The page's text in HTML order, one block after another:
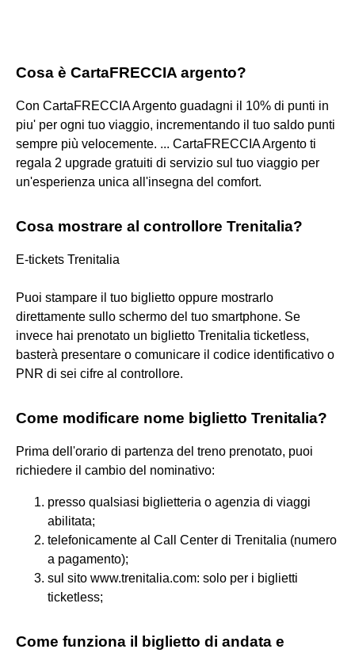
Cosa è CartaFRECCIA argento?
Con CartaFRECCIA Argento guadagni il 10% di punti in
piu' per ogni tuo viaggio, incrementando il tuo saldo punti
sempre più velocemente. ... CartaFRECCIA Argento ti
regala 2 upgrade gratuiti di servizio sul tuo viaggio per
un'esperienza unica all'insegna del comfort.
Cosa mostrare al controllore Trenitalia?
E-tickets Trenitalia
Puoi stampare il tuo biglietto oppure mostrarlo
direttamente sullo schermo del tuo smartphone. Se
invece hai prenotato un biglietto Trenitalia ticketless,
basterà presentare o comunicare il codice identificativo o
PNR di sei cifre al controllore.
Come modificare nome biglietto Trenitalia?
Prima dell'orario di partenza del treno prenotato, puoi
richiedere il cambio del nominativo:
presso qualsiasi biglietteria o agenzia di viaggi
abilitata;
telefonicamente al Call Center di Trenitalia (numero
a pagamento);
sul sito www.trenitalia.com: solo per i biglietti
ticketless;
Come funziona il biglietto di andata e